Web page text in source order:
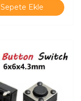
Sepete Ekle